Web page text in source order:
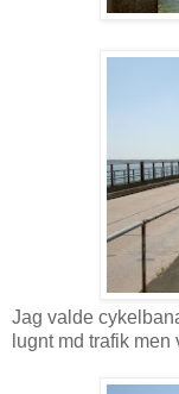
Jag valde
lugnt md trafik men